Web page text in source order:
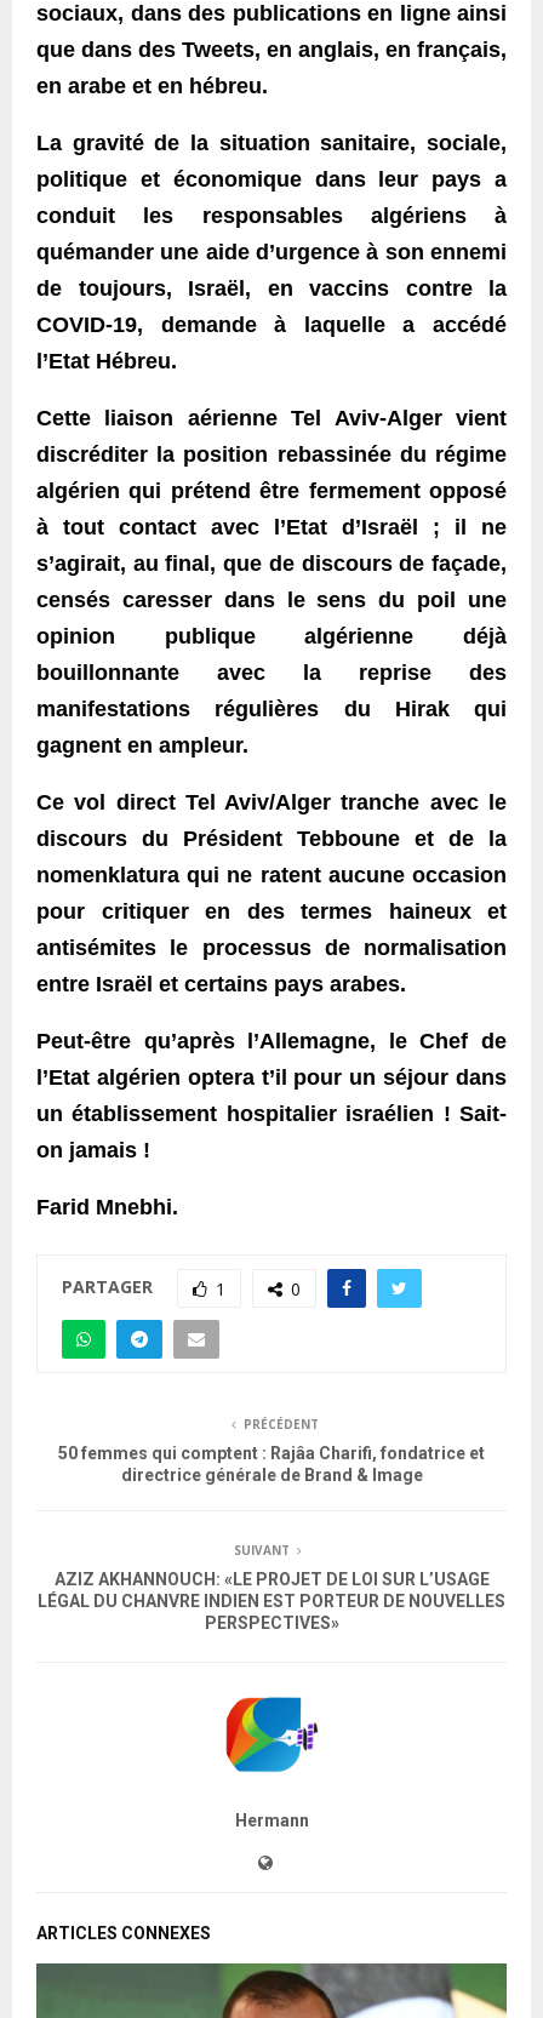
sociaux, dans des publications en ligne ainsi
que dans des Tweets, en anglais, en français,
en arabe et en hébreu.
La gravité de la situation sanitaire, sociale,
politique et économique dans leur pays a
conduit les responsables algériens à
quémander une aide d’urgence à son ennemi
de toujours, Israël, en vaccins contre la
COVID-19, demande à laquelle a accédé
l’Etat Hébreu.
Cette liaison aérienne Tel Aviv-Alger vient
discréditer la position rebassinée du régime
algérien qui prétend être fermement opposé
à tout contact avec l’Etat d’Israël ; il ne
s’agirait, au final, que de discours de façade,
censés caresser dans le sens du poil une
opinion publique algérienne déjà
bouillonnante avec la reprise des
manifestations régulières du Hirak qui
gagnent en ampleur.
Ce vol direct Tel Aviv/Alger tranche avec le
discours du Président Tebboune et de la
nomenklatura qui ne ratent aucune occasion
pour critiquer en des termes haineux et
antisémites le processus de normalisation
entre Israël et certains pays arabes.
Peut-être qu’après l’Allemagne, le Chef de
l’Etat algérien optera t’il pour un séjour dans
un établissement hospitalier israélien ! Sait-
on jamais !
Farid Mnebhi.
PARTAGER 1 0
PRÉCÉDENT
50 femmes qui comptent : Rajâa Charifi, fondatrice et
directrice générale de Brand & Image
SUIVANT
AZIZ AKHANNOUCH: «LE PROJET DE LOI SUR L’USAGE
LÉGAL DU CHANVRE INDIEN EST PORTEUR DE NOUVELLES
PERSPECTIVES»
Hermann
ARTICLES CONNEXES